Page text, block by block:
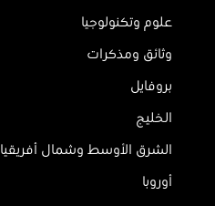
علوم وتكنولوجيا
وثائق ومذكرات
بروفايل
الخليج
الشرق الأوسط وشمال أفريقيا
أوروبا